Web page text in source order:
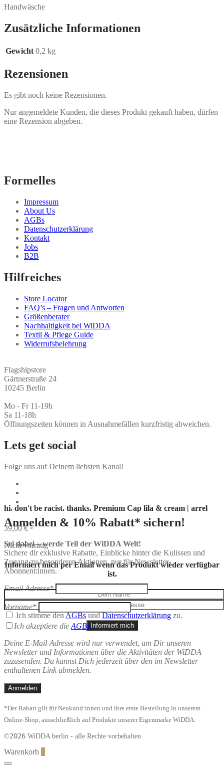
Handwäsche
Zusätzliche Informationen
Gewicht 0,2 kg
Rezensionen
Es gibt noch keine Rezensionen.
Nur angemeldete Kunden, die dieses Produkt gekauft haben, dürfen
eine Rezension abgeben.
hi. don't be racist. thanks. Premium Cap lila & cream | arrel
39,00€ *
Nicht vorrätig
Informiert mich per Email wenn das Produkt wieder verfügbar
ist.
Ich stimme denAGBsundDatenschutzerklärung zu.
Informiert mich
Formelles
Impressum
About Us
AGBs
Datenschutzerklärung
Kontakt
Jobs
B2B
Hilfreiches
Store Locator
FAQ’s – Fragen und Antworten
Größenberater
Nachhaltigkeit bei WiDDA
Textil & Pflege Guide
Widerrufsbelehrung
Flagshipstore
Gärtnerstraße 24
10245 Berlin
Mo - Fr 11-19h
Sa 11-18h
Öffnungszeiten können in Ausnahmefällen kurzfristig abweichen.
Lets get social
Folge uns auf Deinem liebsten Kanal!
Anmelden & 10% Rabatt* sichern!
Sei dabei – werde Teil der WiDDA Welt!
Sichere dir exklusive Rabatte, Einblicke hinter die Kulissen und
Zugang zu besonderen Aktionen, nur für Newsletter-
Abonnent:innen.
Email Adresse*
Vorname*
Ich akzeptiere die AGBs
Deine E-Mail-Adresse wird nur verwendet, um Dir unseren
Newsletter und Informationen über die Aktivitäten der WiDDA
zuzusenden. Du kannst Dich jederzeit über den im Newsletter
enthaltenen Link abmelden.
*Der Rabatt gilt für Neukund:innen und ihre erste Bestellung in unserem
Online-Shop, ausschließlich auf Produkte unserer Eigenmarke WiDDA.
©2026 WiDDA berlin - alle Rechte vorbehalten
Warenkorb